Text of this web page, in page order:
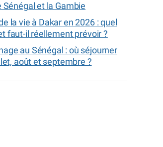
Sénégal et la Gambie
la vie à Dakar en 2026 : quel
faut-il réellement prévoir ?
au Sénégal : où séjourner
août et septembre ?